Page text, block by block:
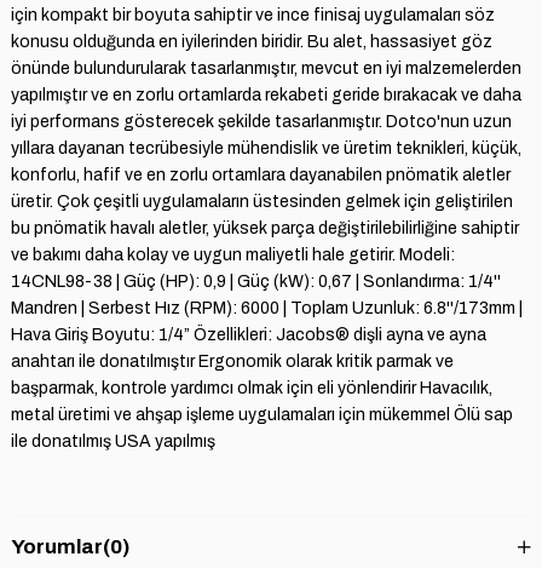
için kompakt bir boyuta sahiptir ve ince finisaj uygulamaları söz
konusu olduğunda en iyilerinden biridir. Bu alet, hassasiyet göz
önünde bulundurularak tasarlanmıştır, mevcut en iyi malzemelerden
yapılmıştır ve en zorlu ortamlarda rekabeti geride bırakacak ve daha
iyi performans gösterecek şekilde tasarlanmıştır. Dotco'nun uzun
yıllara dayanan tecrübesiyle mühendislik ve üretim teknikleri, küçük,
konforlu, hafif ve en zorlu ortamlara dayanabilen pnömatik aletler
üretir. Çok çeşitli uygulamaların üstesinden gelmek için geliştirilen
bu pnömatik havalı aletler, yüksek parça değiştirilebilirliğine sahiptir
ve bakımı daha kolay ve uygun maliyetli hale getirir. Modeli:
14CNL98-38 | Güç (HP): 0,9 | Güç (kW): 0,67 | Sonlandırma: 1/4''
Mandren | Serbest Hız (RPM): 6000 | Toplam Uzunluk: 6.8''/173mm |
Hava Giriş Boyutu: 1/4” Özellikleri: Jacobs® dişli ayna ve ayna
anahtarı ile donatılmıştır Ergonomik olarak kritik parmak ve
başparmak, kontrole yardımcı olmak için eli yönlendirir Havacılık,
metal üretimi ve ahşap işleme uygulamaları için mükemmel Ölü sap
ile donatılmış USA yapılmış
Yorumlar(0)